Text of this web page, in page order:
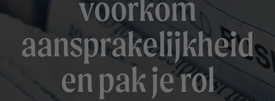
voorkom
aansprakelijkheid
en pak je rol